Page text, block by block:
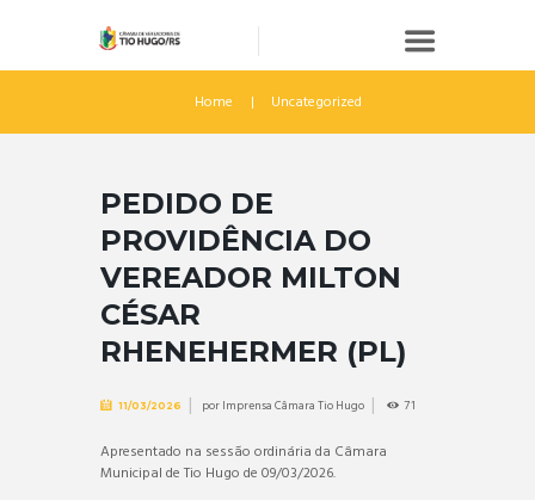
Home Uncategorized
PEDIDO DE
PROVIDÊNCIA DO
VEREADOR MILTON
CÉSAR
RHENEHERMER (PL)
11/03/2026 porImprensa Câmara Tio Hugo 71
Apresentado na sessão ordinária da Câmara
Municipal de Tio Hugo de 09/03/2026.